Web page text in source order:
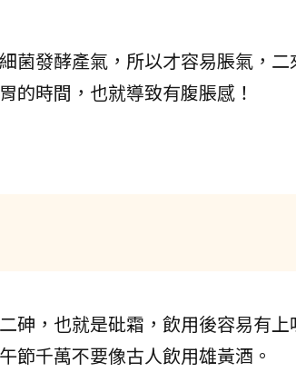
菌發酵產氣，所以才容易脹氣，二
的時間，也就導致有腹脹感！
砷，也就是砒霜，飲用後容易有上
節千萬不要像古人飲用雄黃酒。